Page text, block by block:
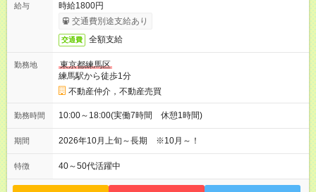
給与
時給1800円
交通費別途支給あり
交通費 全額支給
勤務地
東京都練馬区
練馬駅から徒歩1分
不動産仲介，不動産売買
勤務時間 10:00～18:00(実働7時間 休憩1時間)
期間 2026年10月上旬～長期 ※10月～！
特徴 40～50代活躍中